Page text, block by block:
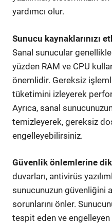
yardımcı olur.
Sunucu kaynaklarınızı
Sanal sunucular genellikle
yüzden RAM ve CPU
önemlidir. Gereksiz
tüketimini izleyerek
Ayrıca, sanal
temizleyerek, gereksiz
engelleyebilirsiniz.
Güvenlik önlemlerine
duvarları, antivirüs
sunucunuzun güvenliğini
sorunlarını önler.
tespit eden ve